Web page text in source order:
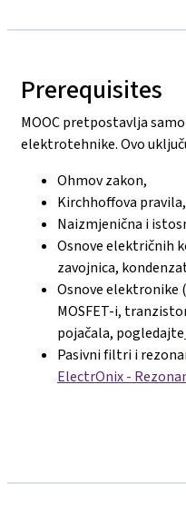
Prerequisites
MOOC pretpostavlja
elektrotehnike. Ovo
Ohmov zakon,
Kirchhoffova pravila,
Naizmjenična i
Osnove električnih
zavojnica,
Osnove
MOSFET-i,
pojačala, pogledajte
Pasivni filtri i
ElectrOnix -